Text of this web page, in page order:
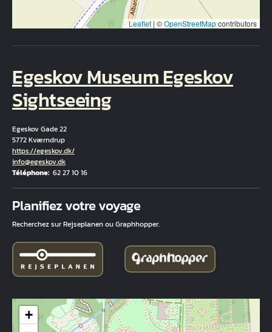
Leaflet | ©OpenStreetMapcontributors
Egeskov Museum Egeskov
Sightseeing
Egeskov Gade 22
5772 Kværndrup
Hjemmeside
https://egeskov.dk/
Courriel
info@egeskov.dk
Téléphone 62 27 10 16
Planifiez votre voyage
Recherchez sur Rejseplanen ou Graphhopper.
+